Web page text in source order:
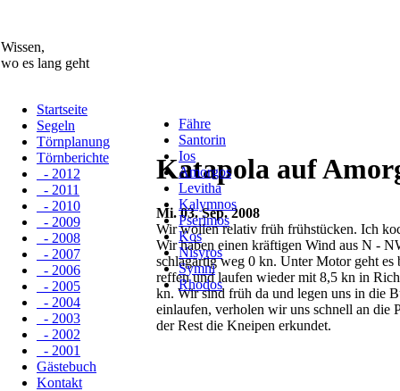
Wissen,
wo es lang geht
Startseite
Segeln
Törnplanung
Törnberichte
- 2012
- 2011
- 2010
- 2009
- 2008
- 2007
- 2006
- 2005
- 2004
- 2003
- 2002
- 2001
Gästebuch
Kontakt
Fähre
Santorin
Ios
Amorgos
Levitha
Kalymnos
Pserimos
Kos
Nisyros
Symni
Rhodos
Katapola auf
Mi. 03. Sep. 2008
Wir wollen relativ früh frühstücken. Ich
Wir haben einen kräftigen Wind aus N -
schlagartig weg 0 kn. Unter Motor geht
reffen und laufen wieder mit 8,5 kn in
kn. Wir sind früh da und legen uns in die
einlaufen, verholen wir uns schnell an die
der Rest die Kneipen erkundet.